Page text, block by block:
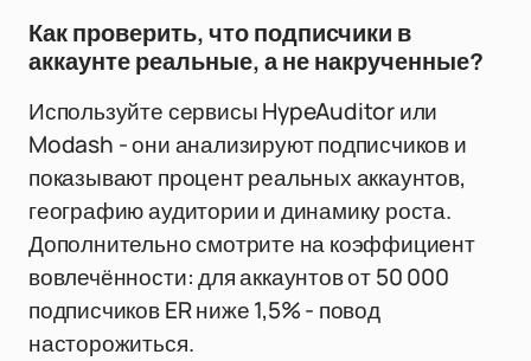
Как проверить, что подписчики в
аккаунте реальные, а не накрученные?
Используйте сервисы HypeAuditor или
Modash - они анализируют подписчиков и
показывают процент реальных аккаунтов,
географию аудитории и динамику роста.
Дополнительно смотрите на коэффициент
вовлечённости: для аккаунтов от 50 000
подписчиков ER ниже 1,5% - повод
насторожиться.